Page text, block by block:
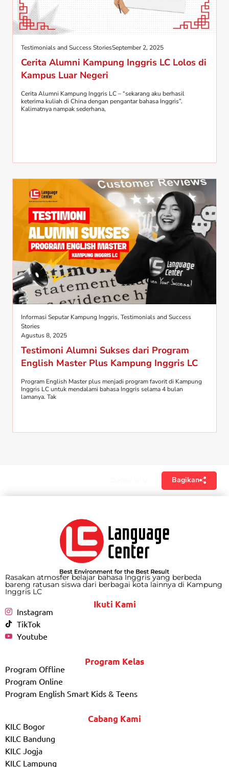
Testimonials and Success StoriesSeptember 2, 2025
Cerita Alumni Kampung Inggris LC Lolos di
Kampus Luar Negeri
Cerita Alumni Kampung Inggris LC – “sekarang aku berhasil
keterima kuliah di China dengan pengantar bahasa Inggris”.
Kalimatnya nampak sederhana,
Informasi Seputar Kampung Inggris, Testimonials and Success
Stories
Agustus 8, 2025
Testimoni Alumni Sukses dari Program
English Master Plus Kampung Inggris LC
Program English Master plus menjadi program favorit di Kampung
Inggris LC untuk mendalami bahasa Inggris selama 4 bulan
lamanya. Tak
Bagikan
Rasakan atmosfer belajar bahasa Inggris yang berbeda
bareng ratusan siswa dari berbagai kota lainnya di Kampung
Inggris LC
Ikuti Kami
Instagram
TikTok
Youtube
Program Kelas
Program Offline
Program Online
Program English Smart Kids & Teens
Cabang Kami
KILC Bogor
KILC Bandung
KILC Jogja
KILC Lampung